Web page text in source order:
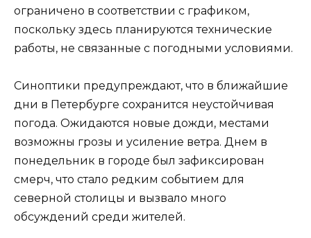
ограничено в соответствии с графиком,
поскольку здесь планируются технические
работы, не связанные с погодными условиями.
Синоптики предупреждают, что в ближайшие
дни в Петербурге сохранится неустойчивая
погода. Ожидаются новые дожди, местами
возможны грозы и усиление ветра. Днем в
понедельник в городе был зафиксирован
смерч, что стало редким событием для
северной столицы и вызвало много
обсуждений среди жителей.